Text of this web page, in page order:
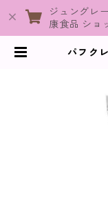
ジュングレ
康食品 ショ
パフク